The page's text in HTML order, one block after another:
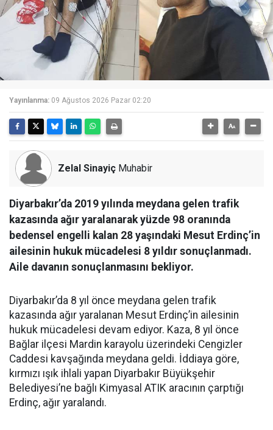
Yayınlanma: 09 Ağustos 2026 Pazar 02:20
Zelal Sinayiç Muhabir
Diyarbakır’da 2019 yılında meydana gelen trafik
kazasında ağır yaralanarak yüzde 98 oranında
bedensel engelli kalan 28 yaşındaki Mesut Erdinç’in
ailesinin hukuk mücadelesi 8 yıldır sonuçlanmadı.
Aile davanın sonuçlanmasını bekliyor.
Diyarbakır’da 8 yıl önce meydana gelen trafik
kazasında ağır yaralanan Mesut Erdinç’in ailesinin
hukuk mücadelesi devam ediyor. Kaza, 8 yıl önce
Bağlar ilçesi Mardin karayolu üzerindeki Cengizler
Caddesi kavşağında meydana geldi. İddiaya göre,
kırmızı ışık ihlali yapan Diyarbakır Büyükşehir
Belediyesi’ne bağlı Kimyasal ATIK aracının çarptığı
Erdinç, ağır yaralandı.